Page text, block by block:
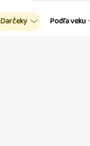
Darčeky Podľa veku